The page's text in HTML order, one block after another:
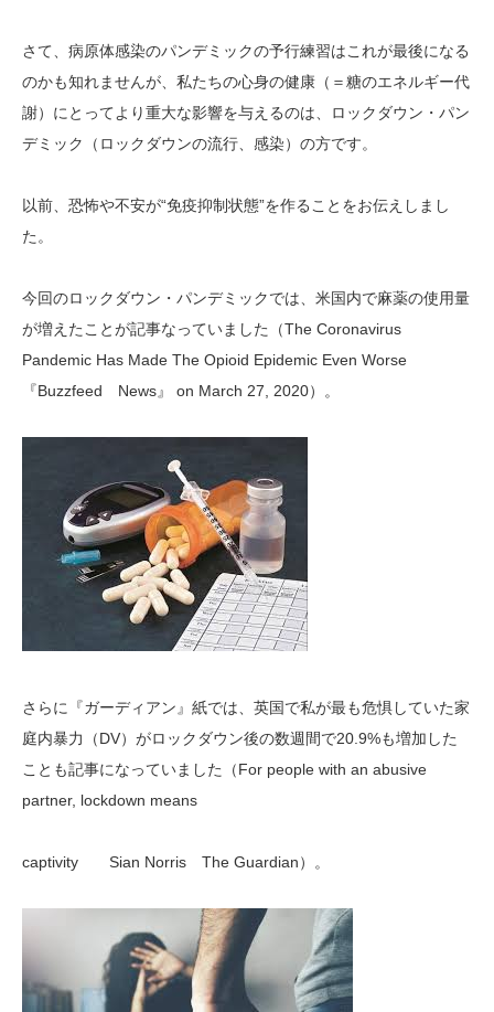
さて、病原体感染のパンデミックの予行練習はこれが最後になる
のかも知れませんが、私たちの心身の健康（＝糖のエネルギー代
謝）にとってより重大な影響を与えるのは、ロックダウン・パン
デミック（ロックダウンの流行、感染）の方です。
以前、恐怖や不安が“免疫抑制状態”を作ることをお伝えしまし
た。
今回のロックダウン・パンデミックでは、米国内で麻薬の使用量
が増えたことが記事なっていました（The Coronavirus
Pandemic Has Made The Opioid Epidemic Even Worse
『Buzzfeed News』 on March 27, 2020）。
さらに『ガーディアン』紙では、英国で私が最も危惧していた家
庭内暴力（DV）がロックダウン後の数週間で20.9%も増加した
ことも記事になっていました（For people with an abusive
partner, lockdown means
captivity Sian Norris The Guardian）。